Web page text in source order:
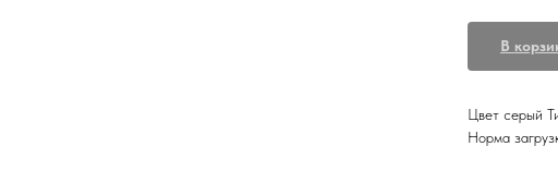
В
Цвет серый
Норма